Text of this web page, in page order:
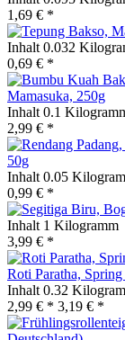
1,69 € *
Inhalt 0.032
0,69 € *
Mamasuka, 250g
Inhalt 0.1
2,99 € *
50g
Inhalt 0.05
0,99 € *
Inhalt 1 Kilogramm
3,99 € *
Roti Paratha,
Inhalt 0.32
2,99 € * 3,19 € *